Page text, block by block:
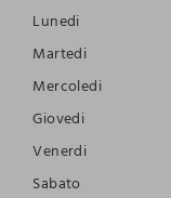
Lunedi
Martedi
Mercoledi
Giovedi
Venerdi
Sabato